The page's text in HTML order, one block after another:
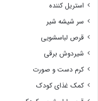
استریل کننده
سر شیشه شیر
قرص لباسشویی
شیردوش برقی
کرم دست و صورت
کمک غذای کودک